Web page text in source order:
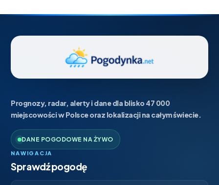
Prognozy, radar, alerty i dane dla blisko 47 000
miejscowości w Polsce oraz lokalizacji na całym świecie.
DANE POGODOWE NA ŻYWO
NAWIGACJA
Sprawdź pogodę